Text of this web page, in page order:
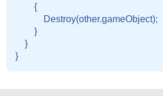
        {
            Destroy(other.gameObject);
        }
    }